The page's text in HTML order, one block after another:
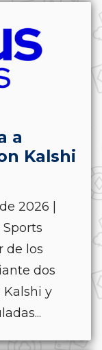
a
Kalshi
2026 |
de los
dos
y